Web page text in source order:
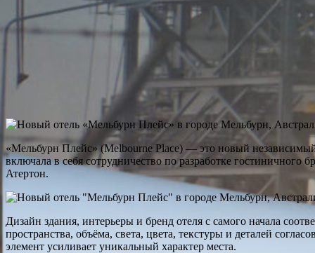
«Мельбурн Плейс» (Melbourne Place) — это новый
включала в себя сотрудничество по разработке
Атертон.
Дизайн здания, интерьеры и бренд отеля с самого начала
пространства, объёма, света, цвета, текстуры и деталей
элемент усиливает уникальный характер места.